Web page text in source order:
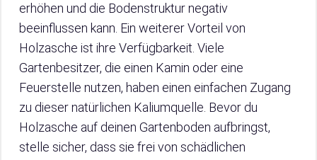
erhöhen und die Bodenstruktur negativ
beeinflussen kann. Ein weiterer Vorteil von
Holzasche ist ihre Verfügbarkeit. Viele
Gartenbesitzer, die einen Kamin oder eine
Feuerstelle nutzen, haben einen einfachen Zugang
zu dieser natürlichen Kaliumquelle. Bevor du
Holzasche auf deinen Gartenboden aufbringst,
stelle sicher, dass sie frei von schädlichen